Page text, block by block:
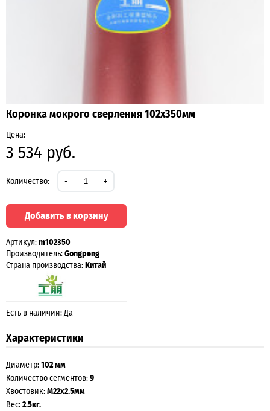
Коронка мокрого сверления 102х350мм
Цена:
3 534 руб.
Количество: - +
Добавить в корзину
Артикул:m102350
Производитель:Gongpeng
Страна производства:Китай
Есть в наличии: Да
Характеристики
Диаметр:102 мм
Количество сегментов:9
Хвостовик:М22х2.5мм
Вес:2.5кг.